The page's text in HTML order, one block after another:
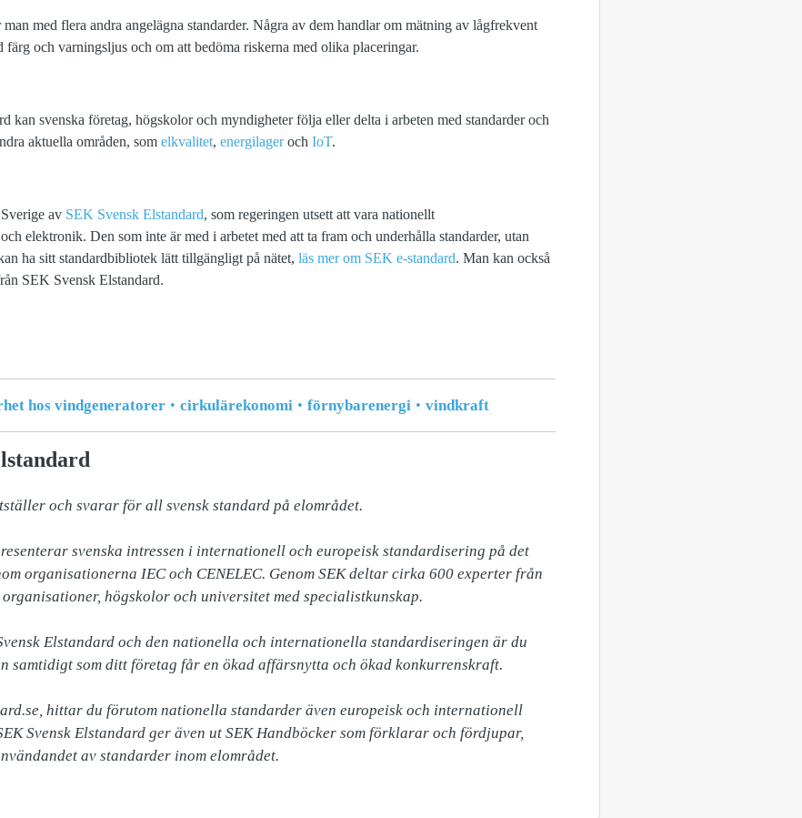
med flera andra angelägna standarder. Några av dem handlar om mätning av lågfrekvent
och varningsljus och om att bedöma riskerna med olika placeringar.
kan svenska företag, högskolor och myndigheter följa eller delta i arbeten med standarder och
aktuella områden, som elkvalitet, energilageroch IoT.
av SEK Svensk Elstandard, som regeringen utsett att vara nationellt
elektronik. Den som inte är med i arbetet med att ta fram och underhålla standarder, utan
ha sitt standardbibliotek lätt tillgängligt på nätet, läs mer om SEK e-standard. Man kan också
SEK Svensk Elstandard.
hos vindgeneratorer cirkulärekonomi förnybarenergi vindkraft
och svarar för all svensk standard på elområdet.
svenska intressen i internationell och europeisk standardisering på det
organisationerna IEC och CENELEC. Genom SEK deltar cirka 600 experter från
högskolor och universitet med specialistkunskap.
Elstandard och den nationella och internationella standardiseringen är du
samtidigt som ditt företag får en ökad affärsnytta och ökad konkurrenskraft.
hittar du förutom nationella standarder även europeisk och internationell
Svensk Elstandard ger även ut SEK Handböcker som förklarar och fördjupar,
av standarder inom elområdet.